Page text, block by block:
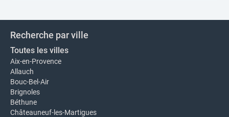
Recherche par ville
Toutes les villes
Aix-en-Provence
Allauch
Bouc-Bel-Air
Brignoles
Béthune
Châteauneuf-les-Martigues